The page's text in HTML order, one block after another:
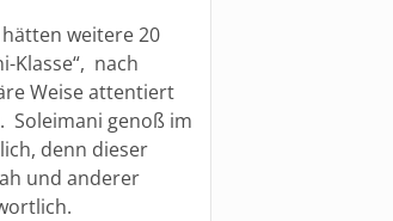
weitere 20
Klasse“, nach
Weise attentiert
Soleimani genoß im
denn dieser
und anderer